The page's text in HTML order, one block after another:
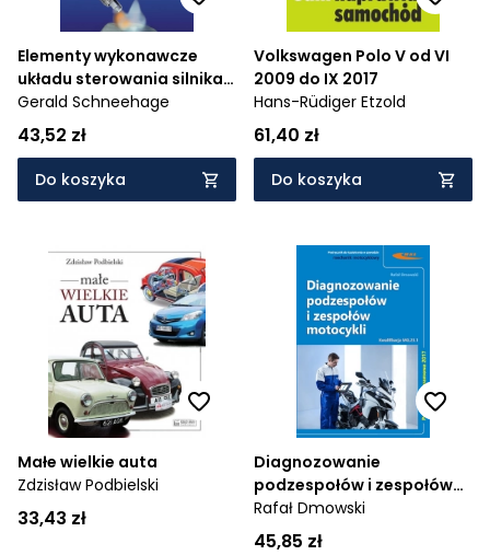
Elementy wykonawcze
układu sterowania silnika
w praktyce warsztatowej
Gerald Schneehage
43,52 zł
Do koszyka
Volkswagen Polo V od VI
2009 do IX 2017
Hans-Rüdiger Etzold
61,40 zł
Do koszyka
Małe wielkie auta
Zdzisław Podbielski
33,43 zł
Diagnozowanie
podzespołów i zespołów
motocykli
Rafał Dmowski
45,85 zł